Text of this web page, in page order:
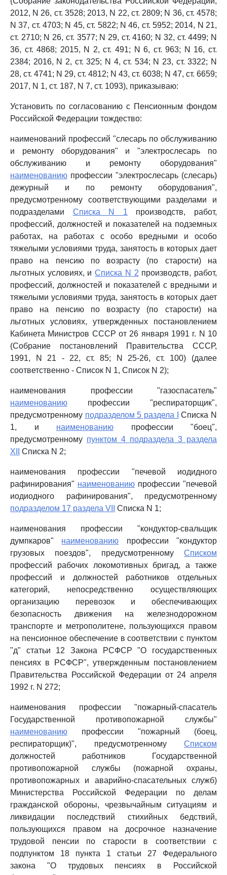
2012, N 26, ст. 3528; 2013, N 22, ст. 2809; N 36, ст. 4578;
N 37, ст. 4703; N 45, ст. 5822; N 46, ст. 5952; 2014, N 21,
ст. 2710; N 26, ст. 3577; N 29, ст. 4160; N 32, ст. 4499; N
36, ст. 4868; 2015, N 2, ст. 491; N 6, ст. 963; N 16, ст.
2384; 2016, N 2, ст. 325; N 4, ст. 534; N 23, ст. 3322; N
28, ст. 4741; N 29, ст. 4812; N 43, ст. 6038; N 47, ст. 6659;
2017, N 1, ст. 187, N 7, ст. 1093), приказываю:
Установить по согласованию с Пенсионным фондом
Российской Федерации тождество:
наименований профессий "слесарь по обслуживанию
и ремонту оборудования" и "электрослесарь по
обслуживанию и ремонту оборудования"
наименованию профессии "электрослесарь (слесарь)
дежурный и по ремонту оборудования",
предусмотренному соответствующими разделами и
подразделами Списка N 1 производств, работ,
профессий, должностей и показателей на подземных
работах, на работах с особо вредными и особо
тяжелыми условиями труда, занятость в которых дает
право на пенсию по возрасту (по старости) на
льготных условиях, иСписка N 2 производств, работ,
профессий, должностей и показателей с вредными и
тяжелыми условиями труда, занятость в которых дает
право на пенсию по возрасту (по старости) на
льготных условиях, утвержденных постановлением
Кабинета Министров СССР от 26 января 1991 г. N 10
(Собрание постановлений Правительства СССР,
1991, N 21 - 22, ст. 85; N 25-26, ст. 100) (далее
соответственно - Список N 1, Список N 2);
наименования профессии "газоспасатель"
наименованию профессии "респираторщик",
предусмотренному подразделом 5 раздела I
Списка N
1, и наименованию профессии "боец",
предусмотренному пунктом 4 подраздела 3 раздела
XII
Списка N 2;
наименования профессии "печевой иодидного
рафинирования" наименованию профессии "печевой
иодиодного рафинирования", предусмотренному
подразделом 17 раздела VII
Списка N 1;
наименования профессии "кондуктор-свальщик
думпкаров" наименованию профессии "кондуктор
грузовых поездов", предусмотренному Списком
профессий рабочих локомотивных бригад, а также
профессий и должностей работников отдельных
категорий, непосредственно осуществляющих
организацию перевозок и обеспечивающих
безопасность движения на железнодорожном
транспорте и метрополитене, пользующихся правом
на пенсионное обеспечение в соответствии с пунктом
"д" статьи 12 Закона РСФСР "О государственных
пенсиях в РСФСР", утвержденным постановлением
Правительства Российской Федерации от 24 апреля
1992 г. N 272;
наименования профессии "пожарный-спасатель
Государственной противопожарной службы"
наименованию профессии "пожарный (боец,
респираторщик)", предусмотренному Списком
должностей работников Государственной
противопожарной службы (пожарной охраны,
противопожарных и аварийно-спасательных служб)
Министерства Российской Федерации по делам
гражданской обороны, чрезвычайным ситуациям и
ликвидации последствий стихийных бедствий,
пользующихся правом на досрочное назначение
трудовой пенсии по старости в соответствии с
подпунктом 18 пункта 1 статьи 27 Федерального
закона "О трудовых пенсиях в Российской